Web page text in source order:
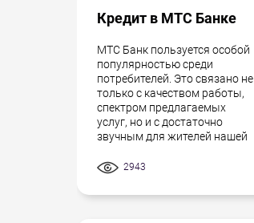
Кредит в МТС Банке
МТС Банк пользуется особой
популярностью среди
потребителей. Это связано не
только с качеством работы,
спектром предлагаемых
услуг, но и с достаточно
звучным для жителей нашей
2943